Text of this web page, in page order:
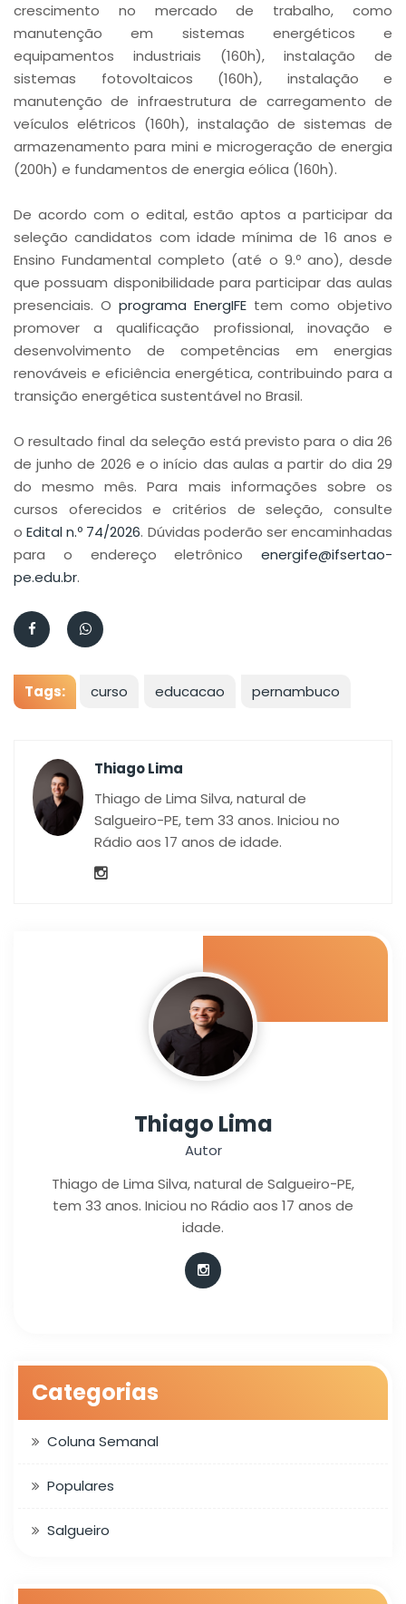
crescimento no mercado de trabalho, como
manutenção em sistemas energéticos e
equipamentos industriais (160h), instalação de
sistemas fotovoltaicos (160h), instalação e
manutenção de infraestrutura de carregamento de
veículos elétricos (160h), instalação de sistemas de
armazenamento para mini e microgeração de energia
(200h) e fundamentos de energia eólica (160h).
De acordo com o edital, estão aptos a participar da
seleção candidatos com idade mínima de 16 anos e
Ensino Fundamental completo (até o 9.º ano), desde
que possuam disponibilidade para participar das aulas
presenciais. O programa EnergIFE tem como objetivo
promover a qualificação profissional, inovação e
desenvolvimento de competências em energias
renováveis e eficiência energética, contribuindo para a
transição energética sustentável no Brasil.
O resultado final da seleção está previsto para o dia 26
de junho de 2026 e o início das aulas a partir do dia 29
do mesmo mês. Para mais informações sobre os
cursos oferecidos e critérios de seleção, consulte
oEdital n.º 74/2026. Dúvidas poderão ser encaminhadas
para o endereço eletrônico energife@ifsertao-
pe.edu.br.
Tags: curso educacao pernambuco
Thiago Lima
Thiago de Lima Silva, natural de
Salgueiro-PE, tem 33 anos. Iniciou no
Rádio aos 17 anos de idade.
Thiago Lima
Autor
Thiago de Lima Silva, natural de Salgueiro-PE,
tem 33 anos. Iniciou no Rádio aos 17 anos de
idade.
Categorias
Coluna Semanal
Populares
Salgueiro